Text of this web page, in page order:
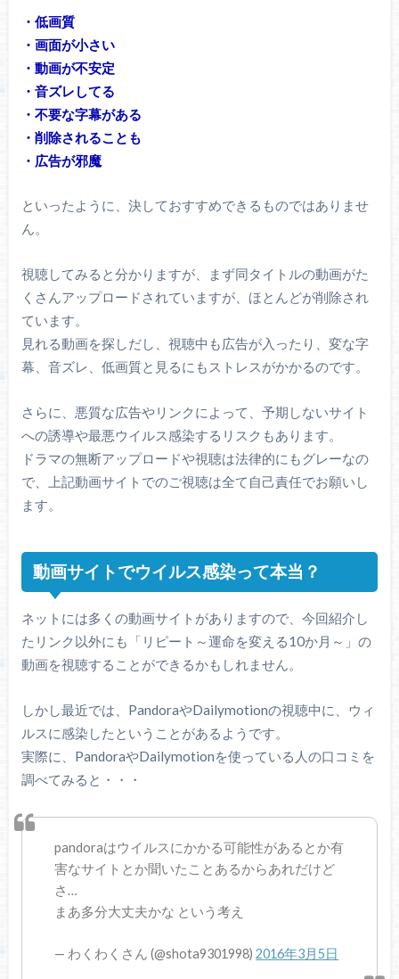
・低画質
・画面が小さい
・動画が不安定
・音ズレしてる
・不要な字幕がある
・削除されることも
・広告が邪魔
といったように、決しておすすめできるものではありませ
ん。
視聴してみると分かりますが、まず同タイトルの動画がた
くさんアップロードされていますが、ほとんどが削除され
ています。
見れる動画を探しだし、視聴中も広告が入ったり、変な字
幕、音ズレ、低画質と見るにもストレスがかかるのです。
さらに、悪質な広告やリンクによって、予期しないサイト
への誘導や最悪ウイルス感染するリスクもあります。
ドラマの無断アップロードや視聴は法律的にもグレーなの
で、上記動画サイトでのご視聴は全て自己責任でお願いし
ます。
動画サイトでウイルス感染って本当？
ネットには多くの動画サイトがありますので、今回紹介し
たリンク以外にも「リピート～運命を変える10か月～」の
動画を視聴することができるかもしれません。
しかし最近では、PandoraやDailymotionの視聴中に、ウィ
ルスに感染したということがあるようです。
実際に、PandoraやDailymotionを使っている人の口コミを
調べてみると・・・
pandoraはウイルスにかかる可能性があるとか有
害なサイトとか聞いたことあるからあれだけど
さ…
まあ多分大丈夫かな という考え
— わくわくさん (@shota9301998)2016年3月5日